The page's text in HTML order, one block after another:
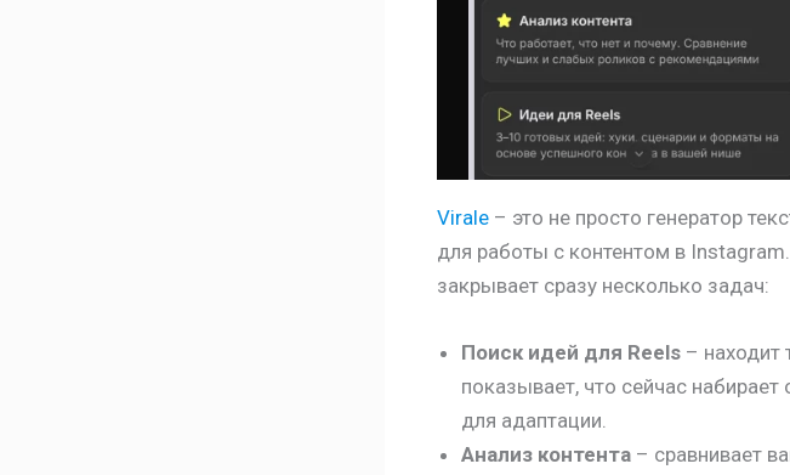
Virale– это не просто генератор
для работы с контентом в
закрывает сразу несколько задач:
Поиск идей для Reels– находит
показывает, что сейчас набирает
для адаптации.
Анализ контента– сравнивает